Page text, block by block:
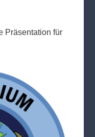
Präsentation für